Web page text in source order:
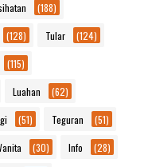
(188)
(128) Tular (124)
(115)
Luahan (62)
(51) Teguran (51)
(30) Info (28)